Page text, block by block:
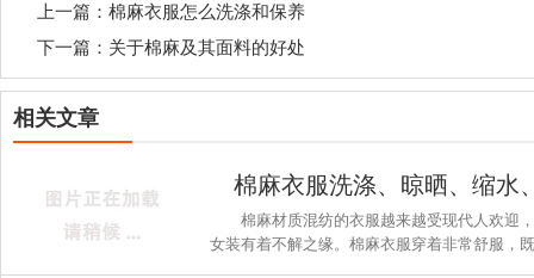
上一篇： 棉麻衣服怎么洗涤和保养
下一篇： 关于棉麻及其面料的好处
相关文章
棉麻材质混纺的衣服越来越受现代人欢迎
女装有着不解之缘。棉麻衣服穿着非常舒服，